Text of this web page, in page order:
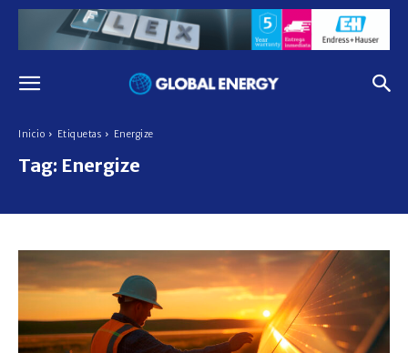
Inicio Etiquetas Energize
Tag: Energize